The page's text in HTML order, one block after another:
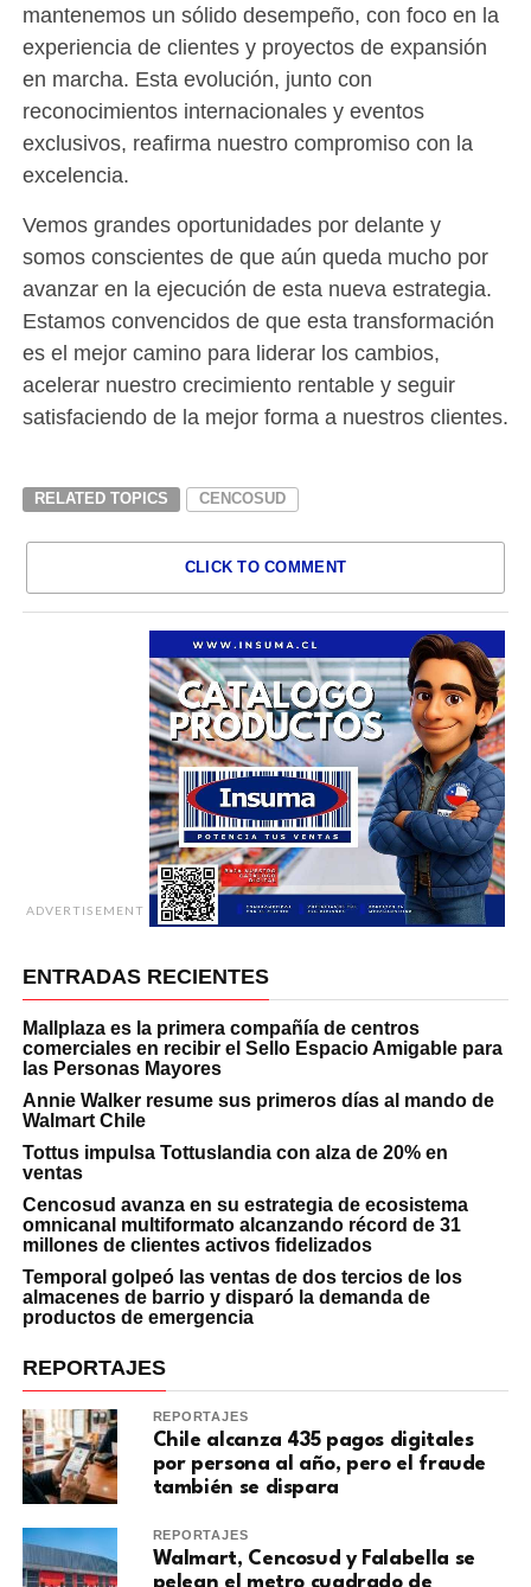
mantenemos un sólido desempeño, con foco en la
experiencia de clientes y proyectos de expansión
en marcha. Esta evolución, junto con
reconocimientos internacionales y eventos
exclusivos, reafirma nuestro compromiso con la
excelencia.
Vemos grandes oportunidades por delante y
somos conscientes de que aún queda mucho por
avanzar en la ejecución de esta nueva estrategia.
Estamos convencidos de que esta transformación
es el mejor camino para liderar los cambios,
acelerar nuestro crecimiento rentable y seguir
satisfaciendo de la mejor forma a nuestros clientes.
RELATED TOPICS CENCOSUD
CLICK TO COMMENT
ADVERTISEMENT
ENTRADAS RECIENTES
Mallplaza es la primera compañía de centros
comerciales en recibir el Sello Espacio Amigable para
las Personas Mayores
Annie Walker resume sus primeros días al mando de
Walmart Chile
Tottus impulsa Tottuslandia con alza de 20% en
ventas
Cencosud avanza en su estrategia de ecosistema
omnicanal multiformato alcanzando récord de 31
millones de clientes activos fidelizados
Temporal golpeó las ventas de dos tercios de los
almacenes de barrio y disparó la demanda de
productos de emergencia
REPORTAJES
REPORTAJES
Chile alcanza 435 pagos digitales
por persona al año, pero el fraude
también se dispara
REPORTAJES
Walmart, Cencosud y Falabella se
pelean el metro cuadrado de